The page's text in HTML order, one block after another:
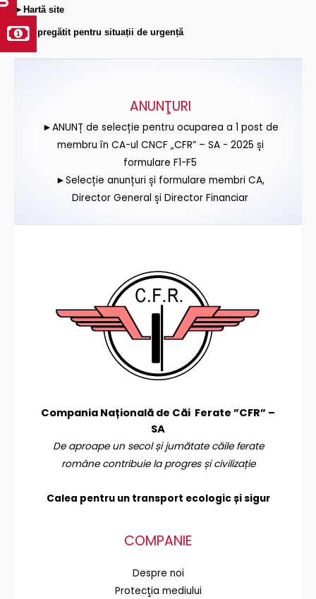
►Hartă site
►Fii pregătit pentru situații de urgență
ANUNŢURI
►ANUNȚ de selecție pentru ocuparea a 1 post de
membru în CA-ul CNCF „CFR” – SA - 2025 și
formulare F1-F5
►Selecție anunțuri și formulare membri CA,
Director General și Director Financiar
Compania Națională de Căi Ferate ”CFR” –
SA
De aproape un secol și jumătate căile ferate
române contribuie la progres și civilizație
Calea pentru un transport ecologic și sigur
COMPANIE
Despre noi
Protecţia mediului